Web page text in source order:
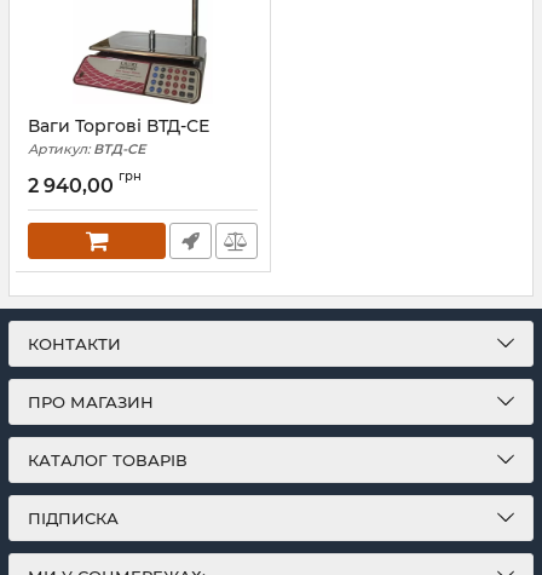
Ваги Торгові ВТД-СЕ
Артикул: ВТД-СЕ
2 940,00 грн
КОНТАКТИ
ПРО МАГАЗИН
КАТАЛОГ ТОВАРІВ
ПІДПИСКА